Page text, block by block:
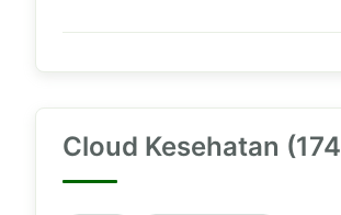
Cloud Kesehatan